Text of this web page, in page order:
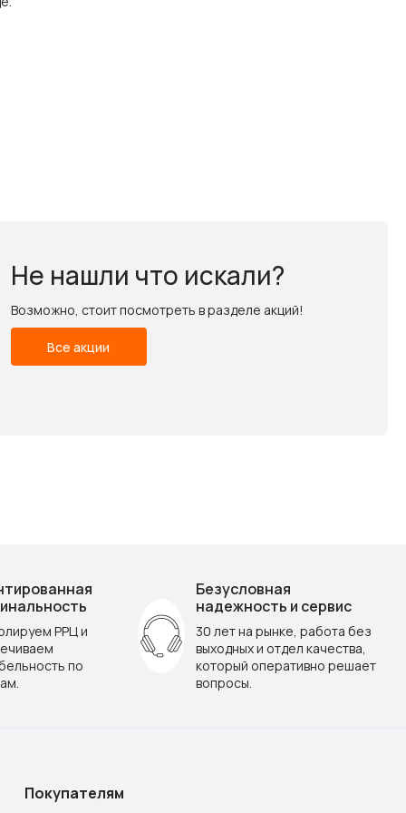
Не нашли что искали?
Возможно, стоит посмотреть в разделе акций!
Все акции
РРЦ и
по
Безусловная
надежность и сервис
30 лет на рынке, работа без
выходных и отдел качества,
который оперативно решает
вопросы.
Покупателям